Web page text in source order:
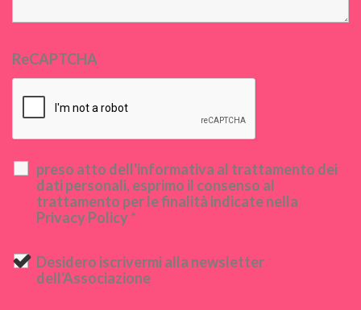
ReCAPTCHA
preso atto dell'informativa al trattamento dei
dati personali, esprimo il consenso al
trattamento per le finalità indicate nella
Privacy Policy *
Desidero iscrivermi alla newsletter
dell'Associazione